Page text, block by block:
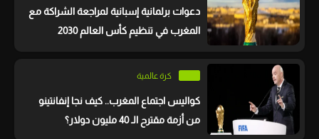
دعوات برلمانية إسبانية لمراجعة الشراكة مع
المغرب في تنظيم كأس العالم 2030
كرة عالمية
كواليس اجتماع المغرب.. كيف نجا إنفانتينو
من أزمة مقترح الـ 40 مليون دولار؟